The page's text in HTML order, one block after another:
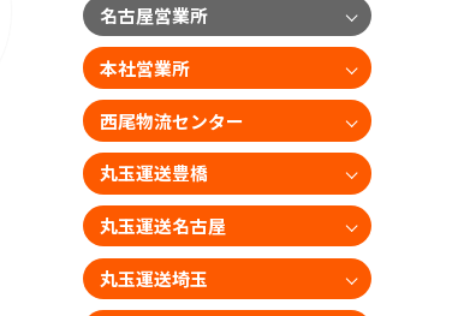
名古屋営業所
本社営業所
西尾物流センター
丸玉運送豊橋
丸玉運送名古屋
丸玉運送埼玉